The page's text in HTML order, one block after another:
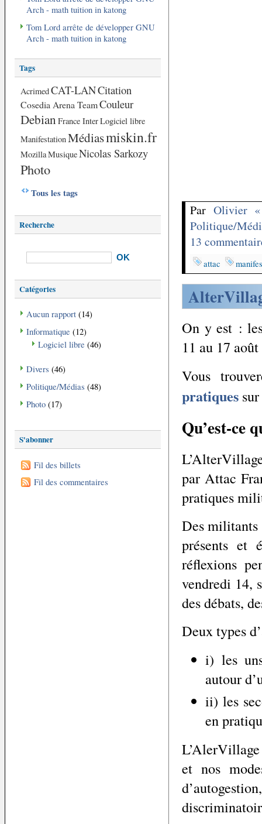
Par Olivier
Politique/
13
attac
On y est :
11 au 17
Vous
pratiques
Qu’est-ce
par Attac
pratiques
Des militants
présents et
réflexions
vendredi 14,
des débats,
Deux types
i) les
autour
ii) les
en
L’AlerVillage
et nos
Arch - math tuition in katong
Tom Lord arrête de développer GNU
Arch - math tuition in katong
Tags
AcrimedCAT-LANCitation
Cosedia Arena TeamCouleur
Debian France InterLogiciel libre
ManifestationMédiasmiskin.fr
MozillaMusiqueNicolas Sarkozy
Photo
Tous les tags
Recherche
Catégories
Aucun rapport (14)
Informatique (12)
Logiciel libre (46)
Divers (46)
Politique/Médias (48)
Photo (17)
S'abonner
Fil des billets
Fil des commentaires